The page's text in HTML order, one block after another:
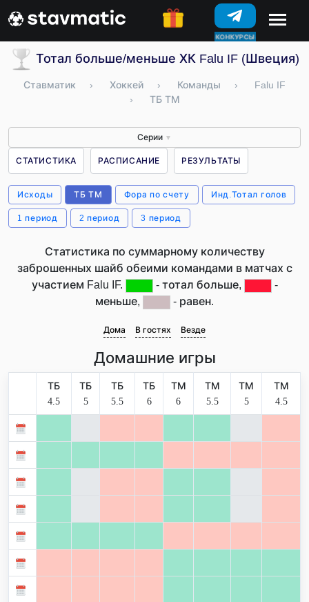
КОНКУРСЫ
Тотал больше/меньше ХК Falu IF (Швеция)
Ставматик › Хоккей › Команды ›
Falu IF
›
ТБ ТМ
Серии ▼
СТАТИСТИКА РАСПИСАНИЕ РЕЗУЛЬТАТЫ
Исходы ТБ ТМ Фора по счету Инд.Тотал голов
1 период 2 период 3 период
Статистика по суммарному количеству
заброшенных шайб обеими командами в матчах с
участием Falu IF.
- тотал больше,
-
меньше,
- равен.
Дома В гостях Везде
Домашние игры
ТБ
4.5
ТБ
5
ТБ
5.5
ТБ
6
ТМ
6
ТМ
5.5
ТМ
5
ТМ
4.5